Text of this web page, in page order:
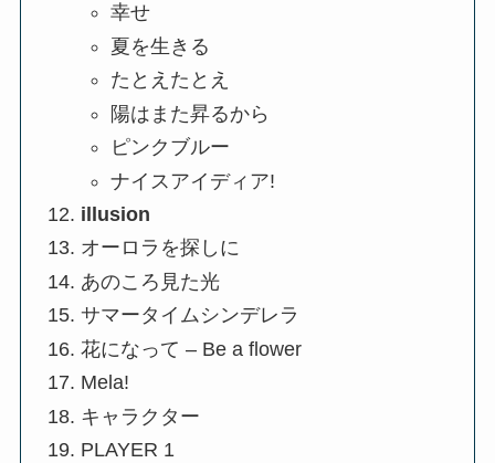
幸せ
夏を生きる
たとえたとえ
陽はまた昇るから
ピンクブルー
ナイスアイディア!
illusion
オーロラを探しに
あのころ見た光
サマータイムシンデレラ
花になって – Be a flower
Mela!
キャラクター
PLAYER 1